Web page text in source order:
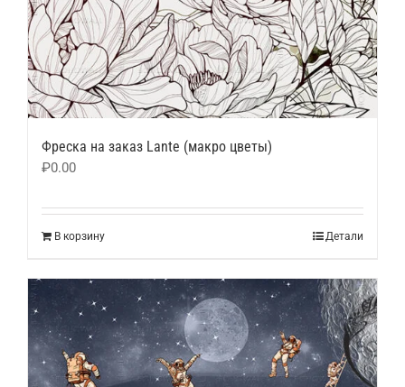
Фреска на заказ Lante (макро цветы)
₽0.00
В корзину Детали